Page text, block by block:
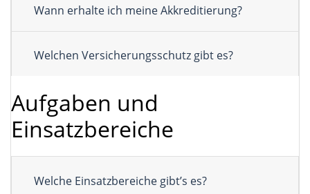
Wann erhalte ich meine Akkreditierung?
Welchen Versicherungsschutz gibt es?
Aufgaben und
Einsatzbereiche
Welche Einsatzbereiche gibt’s es?